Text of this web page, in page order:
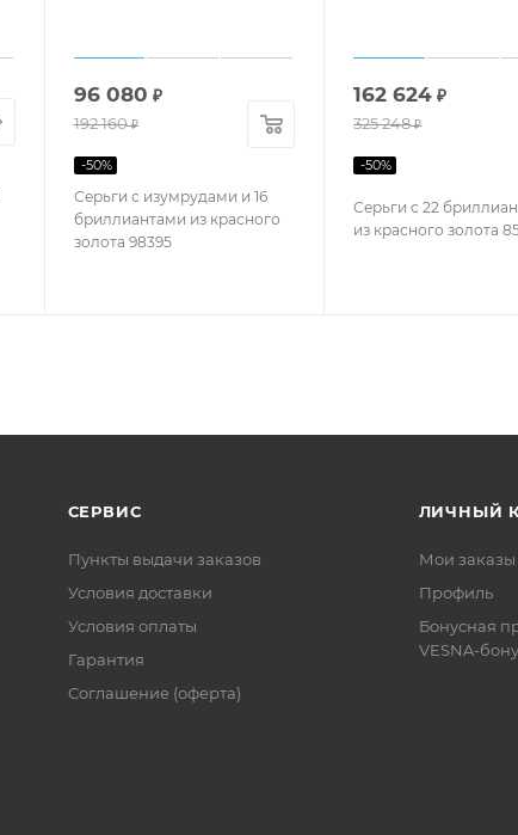
Серьги с изумрудами и 16
бриллиантами из красного
золота 98395
96 080 ₽
192 160₽
-50%
Серьги с 22
из красного золота
162 624 ₽
325 248₽
-50%
СЕРВИС
Пункты выдачи заказов
Условия доставки
Условия оплаты
Гарантия
Соглашение (оферта)
ЛИЧНЫЙ
Мои заказы
Профиль
Бонусная
VESNA-